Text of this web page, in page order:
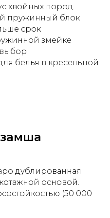
хвойных пород.
пружинный блок
срок
змейке
выбор
белья в кресельной
дублированная
основой.
(50 000